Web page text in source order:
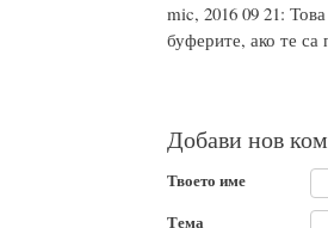
mic, 2016 09 21:
буферите, ако те са
Добави нов
Твоето име
Тема